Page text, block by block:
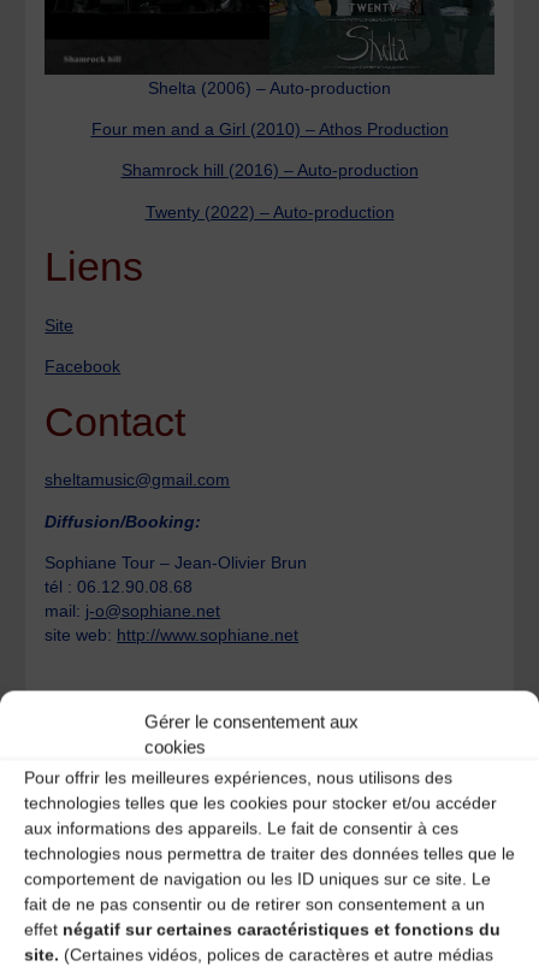
Gérer le consentement aux
cookies
Pour offrir les meilleures expériences, nous utilisons des
technologies telles que les cookies pour stocker et/ou accéder
aux informations des appareils. Le fait de consentir à ces
technologies nous permettra de traiter des données telles que le
comportement de navigation ou les ID uniques sur ce site. Le
fait de ne pas consentir ou de retirer son consentement a un
effet négatif sur certaines caractéristiques et fonctions du
site. (Certaines vidéos, polices de caractères et autre médias
Shelta (2006) – Auto-production
Four men and a Girl (2010) – Athos Production
Shamrock hill (2016) – Auto-production
Twenty (2022) – Auto-production
Liens
Site
Facebook
Contact
sheltamusic@gmail.com
Diffusion/Booking:
Sophiane Tour – Jean-Olivier Brun
tél : 06.12.90.08.68
mail: j-o@sophiane.net
site web: http://www.sophiane.net
Garenne
Laisser un
commentaire
Votre adresse e-mail ne sera pas publiée. Les champs